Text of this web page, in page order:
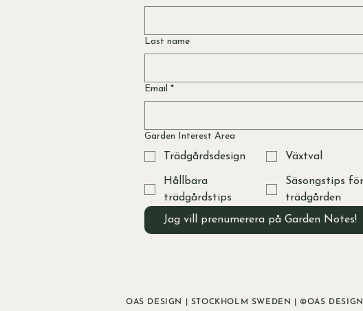
Last name
Email *
Garden Interest Area
Trädgårdsdesign Växtval
Hållbara
trädgårdstips
Säsongstips för
trädgården
Jag vill prenumerera på Garden Notes!
OAS DESIGN | STOCKHOLM SWEDEN | ©OAS